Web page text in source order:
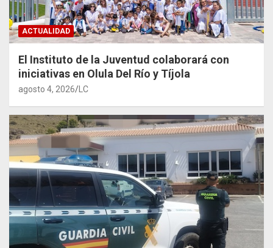
ACTUALIDAD
El Instituto de la Juventud colaborará con
iniciativas en Olula Del Río y Tíjola
agosto 4, 2026 LC